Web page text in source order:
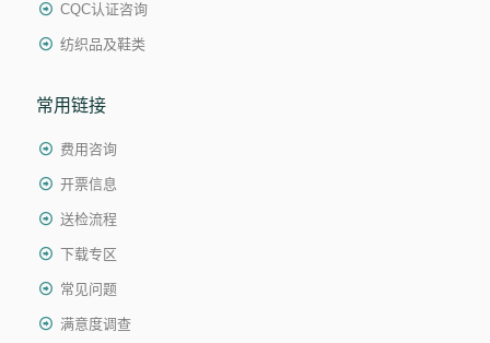
CQC认证咨询
纺织品及鞋类
常用链接
费用咨询
开票信息
送检流程
下载专区
常见问题
满意度调查